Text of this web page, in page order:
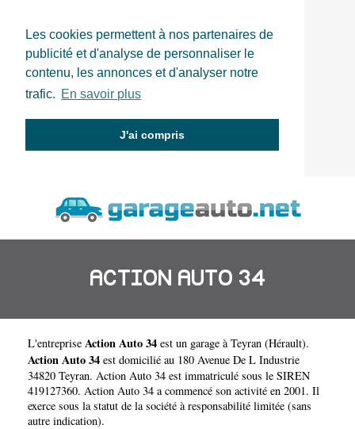
Les cookies permettent à nos partenaires de
publicité et d'analyse de personnaliser le
contenu, les annonces et d'analyser notre
trafic. En savoir plus
J'ai compris
ACTION AUTO 34
L'entreprise Action Auto 34 est un garage à Teyran (Hérault).
Action Auto 34 est domicilié au 180 Avenue De L Industrie
34820 Teyran. Action Auto 34 est immatriculé sous le SIREN
419127360. Action Auto 34 a commencé son activité en 2001. Il
exerce sous la statut de la société à responsabilité limitée (sans
autre indication).